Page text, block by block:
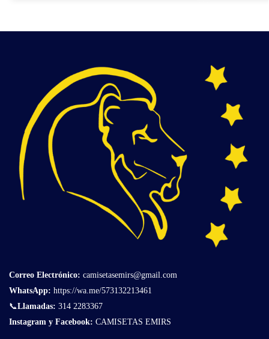
Correo Electrónico: camisetasemirs@gmail.com
WhatsApp: https://wa.me/573132213461
📞Llamadas: 314 2283367
Instagram y Facebook: CAMISETAS EMIRS